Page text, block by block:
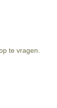
te vragen.